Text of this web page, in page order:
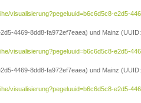
visualisierung?pegeluuid=b6c6d5c8-e2d5-
4469-8dd8-fa972ef7eaea) und Mainz
visualisierung?pegeluuid=b6c6d5c8-e2d5-
4469-8dd8-fa972ef7eaea) und Mainz
visualisierung?pegeluuid=b6c6d5c8-e2d5-